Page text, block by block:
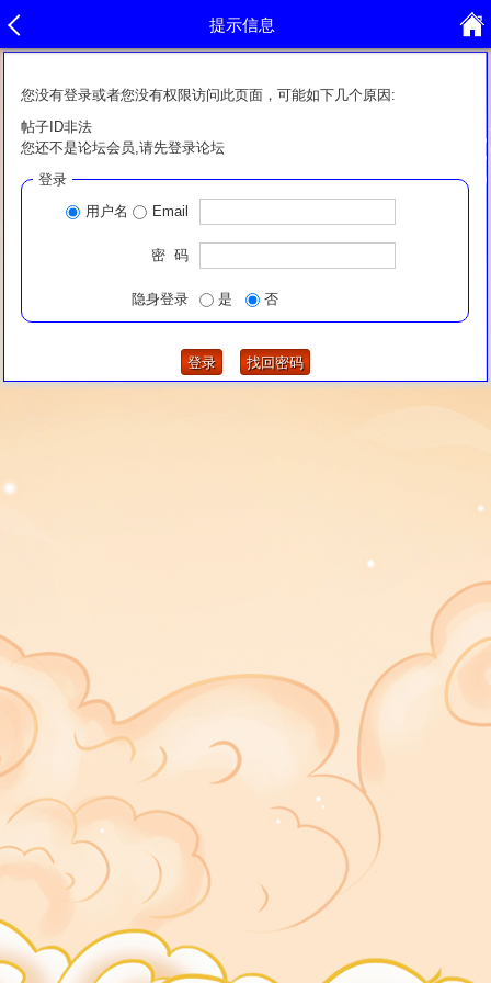
提示信息
您没有登录或者您没有权限访问此页面，可能如下几个原因:
帖子ID非法
您还不是论坛会员,请先登录论坛
登录
用户名
Email
密 码
隐身登录 是 否